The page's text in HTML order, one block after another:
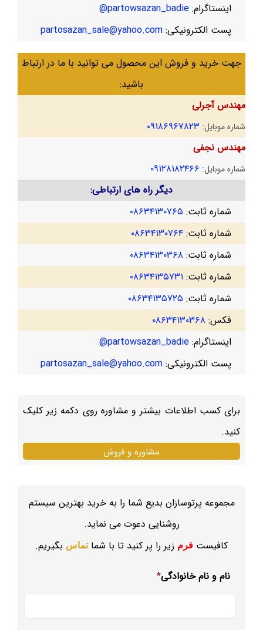
اینستاگرام: partowsazan_badie@
پست الکترونیکی: partosazan_sale@yahoo.com
جهت خرید و فروش این محصول می توانید با ما در ارتباط
باشید:
مهندس آجرلی
شماره موبایل: ۰۹۱۸۶۹۶۷۸۲۳
مهندس نجفی
شماره موبایل: ۰۹۱۲۸۱۸۲۴۶۶
دیگر راه های ارتباطی:
شماره ثابت: ۰۸۶۳۴۱۳۰۷۶۵
شماره ثابت: ۰۸۶۳۴۱۳۰۷۶۴
شماره ثابت: ۰۸۶۳۴۱۳۰۳۶۸
شماره ثابت: ۰۸۶۳۴۱۳۵۷۳۱
شماره ثابت: ۰۸۶۳۴۱۳۵۷۲۵
فکس: ۰۸۶۳۴۱۳۰۳۶۸
اینستاگرام: partowsazan_badie@
پست الکترونیکی: partosazan_sale@yahoo.com
برای کسب اطلاعات بیشتر و مشاوره روی دکمه زیر کلیک
کنید.
مشاوره و فروش
مجموعه پرتوسازان بدیع شما را به خرید بهترین سیستم
روشنایی دعوت می نماید.
کافیست فرم زیر را پر کنید تا با شماتماس بگیریم.
نام و نام خانوادگی*